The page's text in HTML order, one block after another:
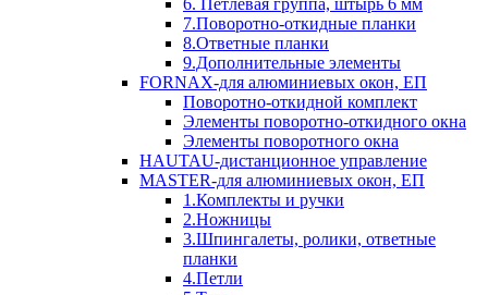
7.Поворотно-откидные планки
8.Ответные планки
9.Дополнительные элементы
FORNAX-для алюминиевых окон, ЕП
Поворотно-откидной комплект
Элементы поворотно-откидного окна
Элементы поворотного окна
HAUTAU-дистанционное управление
MASTER-для алюминиевых окон, ЕП
1.Комплекты и ручки
2.Ножницы
3.Шпингалеты, ролики, ответные
планки
4.Петли